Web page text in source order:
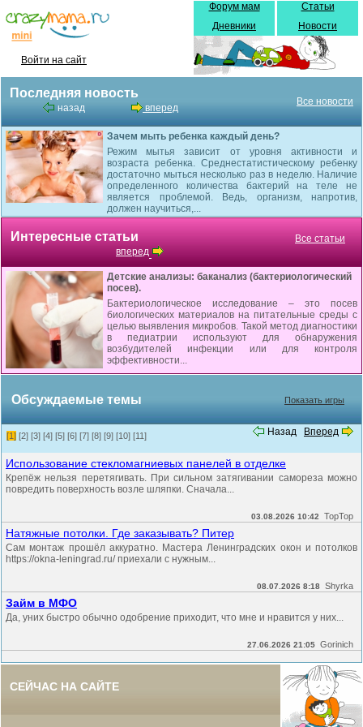
Войти на сайт
Форум мам
Дневники
Статьи
Новости
Последняя новость
назад вперед
Все новости
Зачем мыть ребенка каждый день?
Режим мытья зависит от уровня активности и
возраста ребенка. Среднестатистическому ребенку
достаточно мыться несколько раз в неделю. Наличие
определенного количества бактерий на теле не
является проблемой. Ведь, организм, напротив,
должен научиться,...
Интересные статьи
вперед
Все статьи
Детские анализы: баканализ (бактериологический
посев).
Бактериологическое исследование – это посев
биологических материалов на питательные среды с
целью выявления микробов. Такой метод диагностики
в педиатрии используют для обнаружения
возбудителей инфекции или для контроля
эффективности...
Обсуждаемые темы Показать игры
Назад Вперед
[1] [2] [3] [4] [5] [6] [7] [8] [9] [10] [11]
Использование стекломагниевых панелей в отделке
Крепёж нельзя перетягивать. При сильном затягивании самореза можно
повредить поверхность возле шляпки. Сначала...
03.08.2026 10:42 TopTop
Натяжные потолки. Где заказывать? Питер
Сам монтаж прошёл аккуратно. Мастера Ленинградских окон и потолков
https://okna-leningrad.ru/ приехали с нужным...
08.07.2026 8:18 Shyrka
Займ в МФО
Да, уних быстро обычно одобрение приходит, что мне и нравится у них...
27.06.2026 21:05 Gorinich
СЕЙЧАС НА САЙТЕ